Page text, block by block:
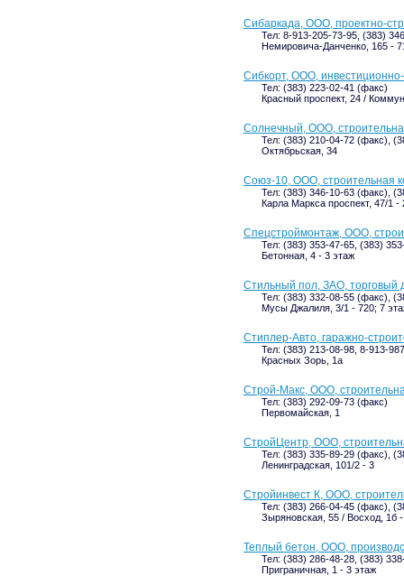
Сибаркада, ООО, проектно-
Тел: 8-913-205-73-95, (383)
Немировича-Данченко, 165 -
Сибкорт, ООО,
Тел: (383) 223-02-41 (факс)
Красный проспект, 24 /
Солнечный, ООО,
Тел: (383) 210-04-72 (факс),
Октябрьская, 34
Союз-10, ООО, строительная
Тел: (383) 346-10-63 (факс),
Карла Маркса проспект, 47/1 -
Спецстроймонтаж, ООО,
Тел: (383) 353-47-65, (383)
Бетонная, 4 - 3 этаж
Стильный пол, ЗАО, торговый
Тел: (383) 332-08-55 (факс),
Мусы Джалиля, 3/1 - 720; 7
Стиплер-Авто, гаражно-
Тел: (383) 213-08-98, 8-913-
Красных Зорь, 1а
Строй-Макс, ООО,
Тел: (383) 292-09-73 (факс)
Первомайская, 1
СтройЦентр, ООО,
Тел: (383) 335-89-29 (факс),
Ленинградская, 101/2 - 3
Стройинвест К, ООО,
Тел: (383) 266-04-45 (факс),
Зыряновская, 55 / Восход, 1б
Теплый бетон, ООО,
Тел: (383) 286-48-28, (383)
Приграничная, 1 - 3 этаж